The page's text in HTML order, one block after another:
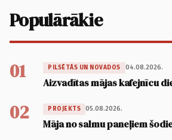
Populārākie
01 PILSĒTĀS UN NOVADOS 04.08.2026.
Aizvadītas mājas kafejnīcu
02 PROJEKTS 05.08.2026.
Māja no salmu paneļiem